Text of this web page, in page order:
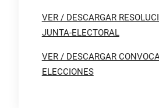
VER / DESCARGAR
JUNTA-ELECTORAL
VER / DESCARGAR
ELECCIONES